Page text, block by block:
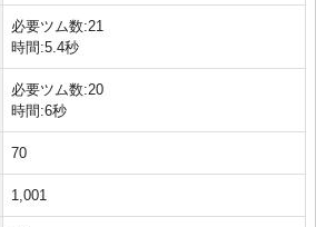
必要ツム数:21
時間:5.4秒
必要ツム数:20
時間:6秒
70
1,001